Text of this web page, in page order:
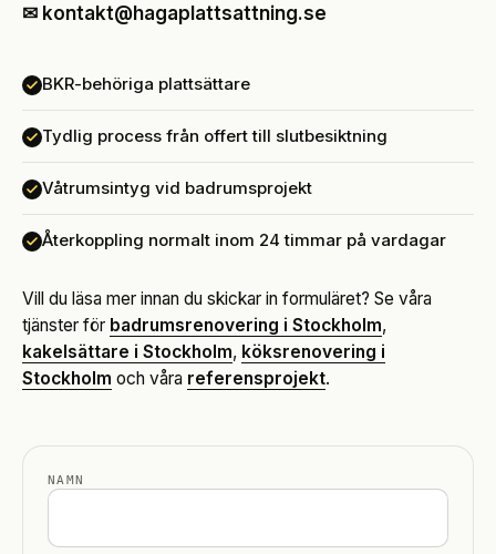
✉ kontakt@hagaplattsattning.se
BKR-behöriga plattsättare
Tydlig process från offert till slutbesiktning
Våtrumsintyg vid badrumsprojekt
Återkoppling normalt inom 24 timmar på vardagar
Vill du läsa mer innan du skickar in formuläret? Se våra
tjänster för badrumsrenovering i Stockholm,
kakelsättare i Stockholm, köksrenovering i
Stockholm och våra referensprojekt.
NAMN